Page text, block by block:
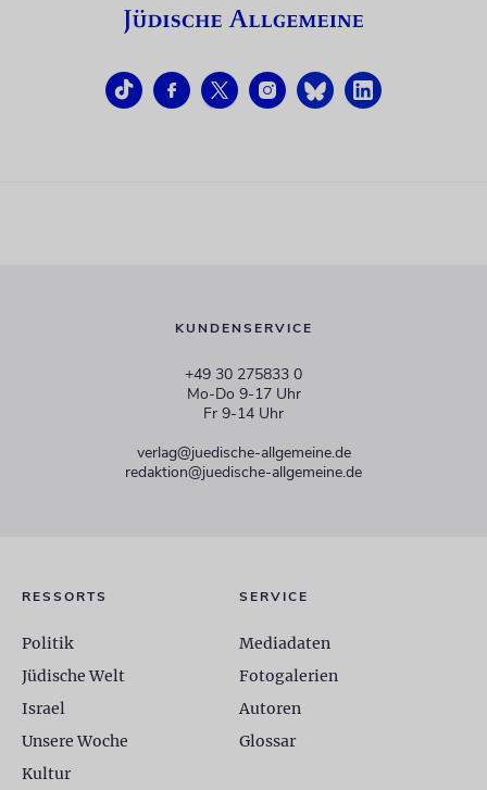
KUNDENSERVICE
+49 30 275833 0
Mo-Do 9-17 Uhr
Fr 9-14 Uhr
verlag@juedische-allgemeine.de
redaktion@juedische-allgemeine.de
RESSORTS
Politik
Jüdische Welt
Israel
Unsere Woche
Kultur
SERVICE
Mediadaten
Fotogalerien
Autoren
Glossar